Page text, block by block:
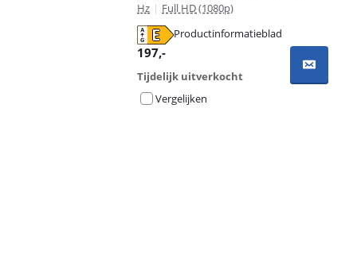
Hz | Full HD (1080p)
Productinformatieblad
197,-
Tijdelijk uitverkocht
Vergelijken